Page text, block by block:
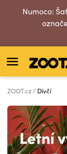
Numoco:
ZOOT.cz Dívčí